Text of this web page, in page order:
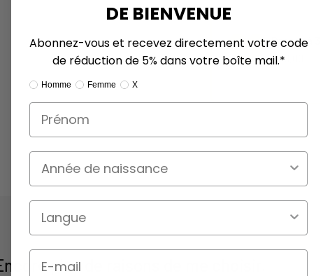
Passer à
€50,00
plus de raisons de me choisir.
DE BIENVENUE
Abonnez-vous et recevez directement votre code
de réduction de 5% dans votre boîte mail.*
Ik ben:
Homme Femme X
Année de naissance